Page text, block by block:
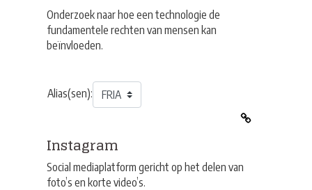
Onderzoek naar hoe een technologie de
fundamentele rechten van mensen kan
beïnvloeden.
Alias(sen):
Instagram
Social mediaplatform gericht op het delen van
foto’s en korte video’s.